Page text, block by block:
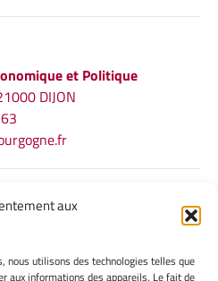
aux
nous utilisons des technologies telles que
aux informations des appareils. Le fait de
et Politique
DIJON